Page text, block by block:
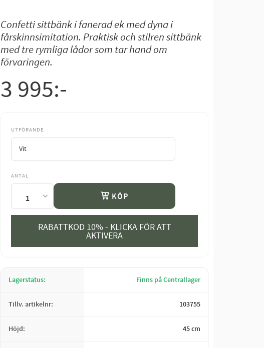
Confetti sittbänk i fanerad ek med dyna i
fårskinnsimitation. Praktisk och stilren sittbänk
med tre rymliga lådor som tar hand om
förvaringen.
3 995:-
UTFÖRANDE
ANTAL
KÖP
RABATTKOD 10% - KLICKA FÖR ATT
AKTIVERA
Lagerstatus Finns på Centrallager
Tillv. artikelnr 103755
Höjd 45 cm